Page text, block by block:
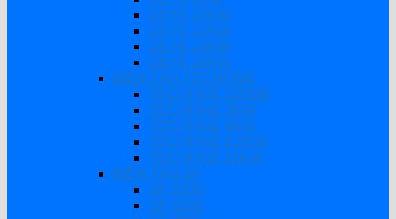
DEYE 10KW
DEYE 12KW
DEYE 16KW
DEYE 20KW
BIẾN TẦN TECHFINE
TECHFINE 1200W
TECHFINE 3KW
TECHFINE 4KW
TECHFINE 6.2KW
TECHFINE 11KW
BIẾN TẦN SP
SP 3200
SP 4200